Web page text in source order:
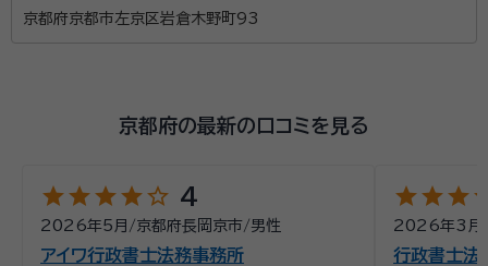
京都府京都市左京区岩倉木野町93
京都府の最新の口コミを見る
starstarstarstarstar_outline 4
2026年5月 /京都府長岡京市/男性
アイワ行政書士法務事務所
starstarstar
2026年3月
行政書士法